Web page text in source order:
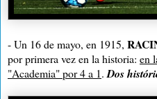
- Un 16 de mayo, en 1915,
por primera vez en la historia: en
"Academia" por 4 a 1. Dos